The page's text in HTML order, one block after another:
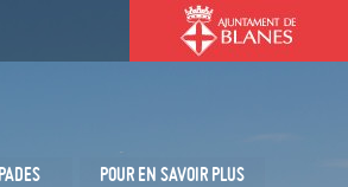
POUR EN SAVOIR PLUS